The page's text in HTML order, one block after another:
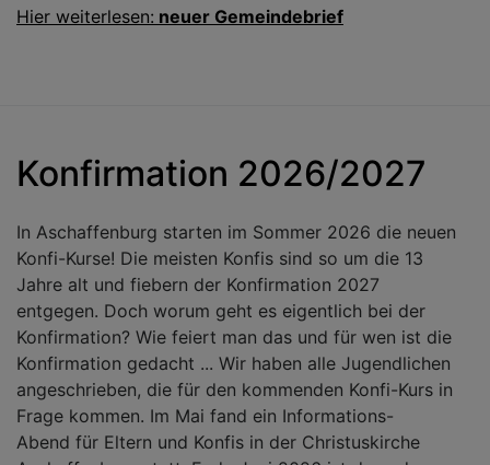
Hier weiterlesen: neuer Gemeindebrief
Konfirmation 2026/2027
In Aschaffenburg starten im Sommer 2026 die neuen
Konfi-Kurse! Die meisten Konfis sind so um die 13
Jahre alt und fiebern der Konfirmation 2027
entgegen. Doch worum geht es eigentlich bei der
Konfirmation? Wie feiert man das und für wen ist die
Konfirmation gedacht ... Wir haben alle Jugendlichen
angeschrieben, die für den kommenden Konfi-Kurs in
Frage kommen. Im Mai fand ein Informations-
Abend für Eltern und Konfis in der Christuskirche